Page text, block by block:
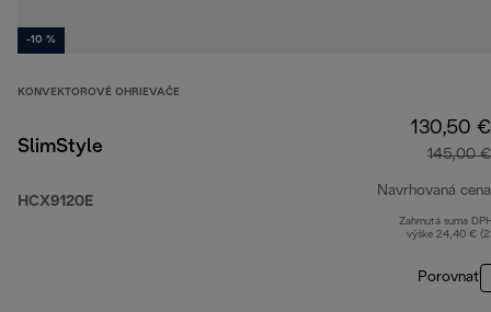
-10 %
KONVEKTOROVÉ OHRIEVAČE
SlimStyle
HCX9120E
130,50 €
145,00 €
Navrhovaná cena
Zahrnutá suma
výške 24,40 €
Porovnať